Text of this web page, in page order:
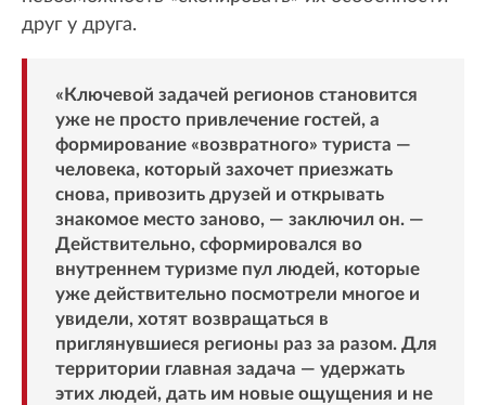
друг у друга.
«Ключевой задачей регионов становится
уже не просто привлечение гостей, а
формирование «возвратного» туриста —
человека, который захочет приезжать
снова, привозить друзей и открывать
знакомое место заново, — заключил он. —
Действительно, сформировался во
внутреннем туризме пул людей, которые
уже действительно посмотрели многое и
увидели, хотят возвращаться в
приглянувшиеся регионы раз за разом. Для
территории главная задача — удержать
этих людей, дать им новые ощущения и не